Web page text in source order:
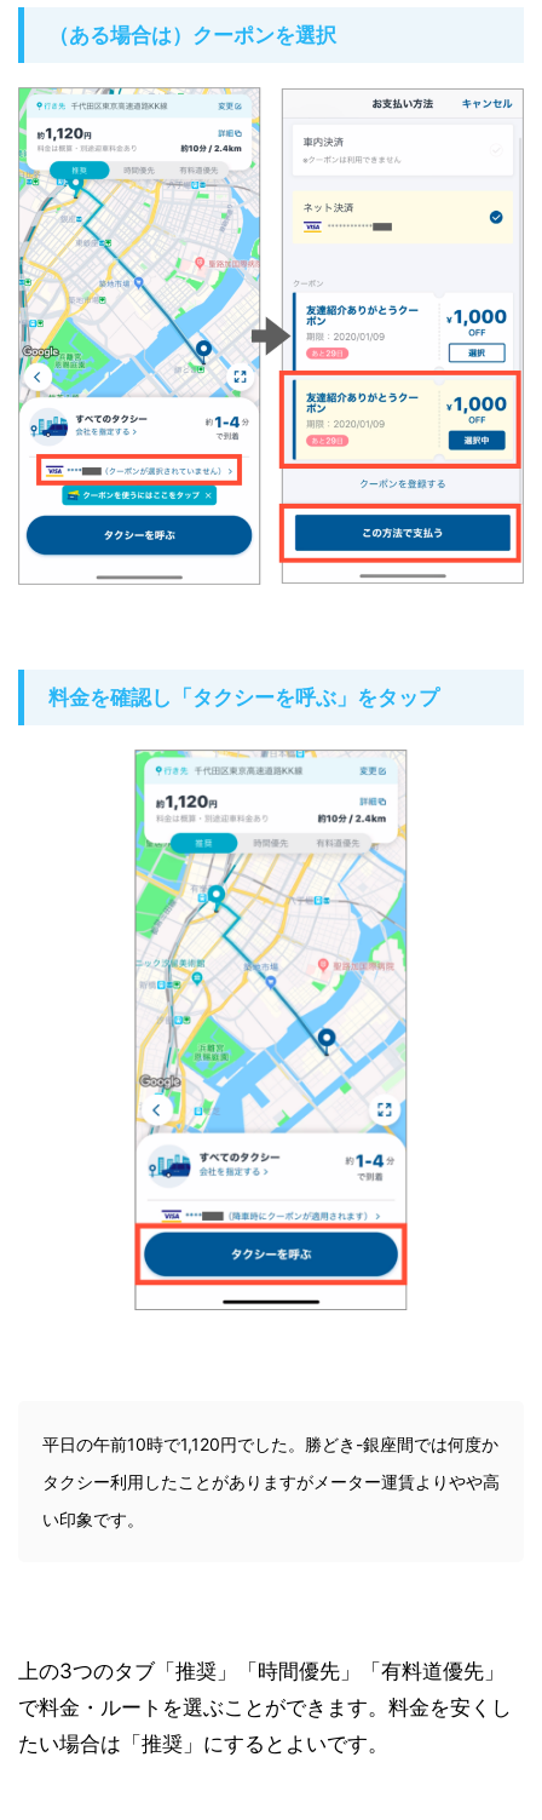
（ある場合は）クーポンを選択
料金を確認し「タクシーを呼ぶ」をタップ
平日の午前10時で1,120円でした。勝どき-銀座間では何度か
タクシー利用したことがありますがメーター運賃よりやや高
い印象です。
上の3つのタブ「推奨」「時間優先」「有料道優先」
で料金・ルートを選ぶことができます。料金を安くし
たい場合は「推奨」にするとよいです。